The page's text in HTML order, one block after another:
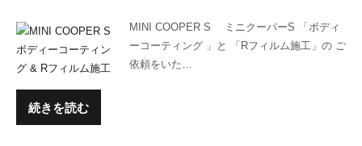
MINI COOPER S ミニクーパーS 「ボディ
ーコーティング 」と 「Rフィルム施工」の ご
依頼をいた…
続きを読む